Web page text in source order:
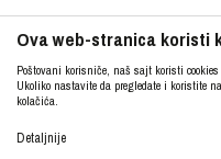
©2026
Ova web-stranica koristi
Poštovani korisniče, naš sajt koristi
Ukoliko nastavite da pregledate i koristite
kolačića.
Detaljnije